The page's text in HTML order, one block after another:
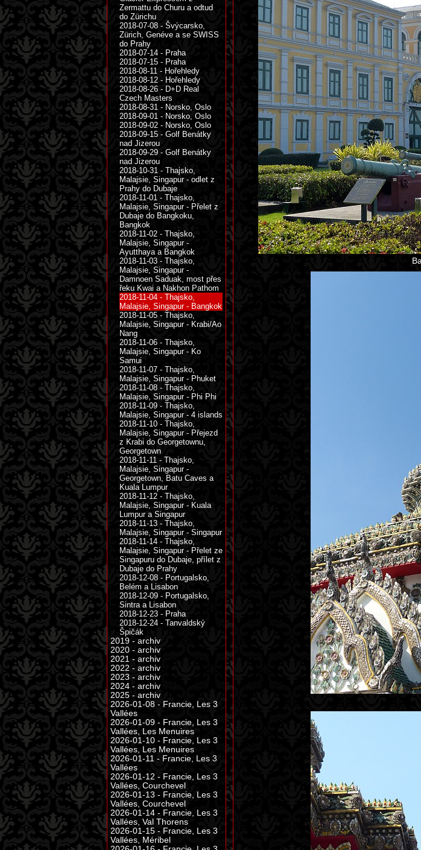
Zermattu do Churu a odtud
do Zürichu
2018-07-08 - Švýcarsko,
Zürich, Genéve a se SWISS
do Prahy
2018-07-14 - Praha
2018-07-15 - Praha
2018-08-11 - Hořehledy
2018-08-12 - Hořehledy
2018-08-26 - D+D Real
Czech Masters
2018-08-31 - Norsko, Oslo
2018-09-01 - Norsko, Oslo
2018-09-02 - Norsko, Oslo
2018-09-15 - Golf Benátky
nad Jizerou
2018-09-29 - Golf Benátky
nad Jizerou
2018-10-31 - Thajsko,
Malajsie, Singapur - odlet z
Prahy do Dubaje
2018-11-01 - Thajsko,
Malajsie, Singapur - Přelet z
Dubaje do Bangkoku,
Bangkok
2018-11-02 - Thajsko,
Malajsie, Singapur -
Ayutthaya a Bangkok
2018-11-03 - Thajsko,
Malajsie, Singapur -
Damnoen Saduak, most přes
řeku Kwai a Nakhon Pathom
2018-11-04 - Thajsko,
Malajsie, Singapur - Bangkok
2018-11-05 - Thajsko,
Malajsie, Singapur - Krabi/Ao
Nang
2018-11-06 - Thajsko,
Malajsie, Singapur - Ko
Samui
2018-11-07 - Thajsko,
Malajsie, Singapur - Phuket
2018-11-08 - Thajsko,
Malajsie, Singapur - Phi Phi
2018-11-09 - Thajsko,
Malajsie, Singapur - 4 islands
2018-11-10 - Thajsko,
Malajsie, Singapur - Přejezd
z Krabi do Georgetownu,
Georgetown
2018-11-11 - Thajsko,
Malajsie, Singapur -
Georgetown, Batu Caves a
Kuala Lumpur
2018-11-12 - Thajsko,
Malajsie, Singapur - Kuala
Lumpur a Singapur
2018-11-13 - Thajsko,
Malajsie, Singapur - Singapur
2018-11-14 - Thajsko,
Malajsie, Singapur - Přelet ze
Singapuru do Dubaje, přílet z
Dubaje do Prahy
2018-12-08 - Portugalsko,
Belém a Lisabon
2018-12-09 - Portugalsko,
Sintra a Lisabon
2018-12-23 - Praha
2018-12-24 - Tanvaldský
Špičák
2019 - archiv
2020 - archiv
2021 - archiv
2022 - archiv
2023 - archiv
2024 - archiv
2025 - archiv
2026-01-08 - Francie, Les 3
Vallées
2026-01-09 - Francie, Les 3
Vallées, Les Menuires
2026-01-10 - Francie, Les 3
Vallées, Les Menuires
2026-01-11 - Francie, Les 3
Vallées
2026-01-12 - Francie, Les 3
Vallées, Courchevel
2026-01-13 - Francie, Les 3
Vallées, Courchevel
2026-01-14 - Francie, Les 3
Vallées, Val Thorens
2026-01-15 - Francie, Les 3
Vallées, Méribel